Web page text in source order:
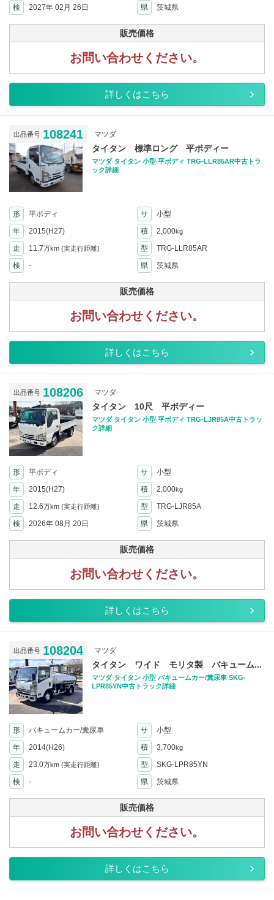
検
2027年 02月 26日 県 茨城県
販売価格
お問い合わせください。
詳しくはこちら
出品番号 108241 マツダ
タイタン 標準ロング 平ボディー
マツダ タイタン 小型 平ボディ TRG-LLR85AR中古トラ
ック詳細
形 平ボディ サ
小型
年
2015(H27) 積 2,000kg
走 11.7万km (実走行距離) 型
TRG-LLR85AR
検
- 県 茨城県
販売価格
お問い合わせください。
詳しくはこちら
出品番号 108206 マツダ
タイタン 10尺 平ボディー
マツダ タイタン 小型 平ボディ TRG-LJR85A中古トラッ
ク詳細
形 平ボディ サ
小型
年
2015(H27) 積 2,000kg
走 12.6万km (実走行距離) 型
TRG-LJR85A
検
2026年 08月 20日 県 茨城県
販売価格
お問い合わせください。
詳しくはこちら
出品番号 108204 マツダ
タイタン ワイド モリタ製 バキューム...
マツダ タイタン 小型 バキュームカー/糞尿車 SKG-
LPR85YN中古トラック詳細
形 バキュームカー/糞尿車 サ
小型
年
2014(H26) 積 3,700kg
走 23.0万km (実走行距離) 型
SKG-LPR85YN
検
- 県 茨城県
販売価格
お問い合わせください。
詳しくはこちら